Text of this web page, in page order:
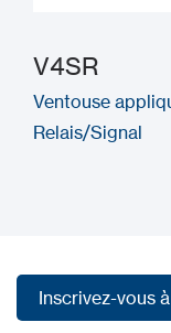
V4SR
Ventouse
Relais/Signal
Inscrivez-vous